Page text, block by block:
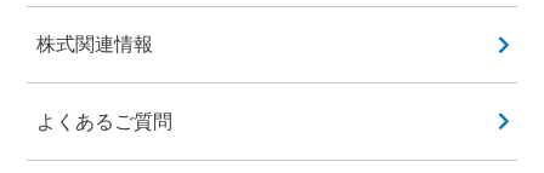
株式関連情報
よくあるご質問